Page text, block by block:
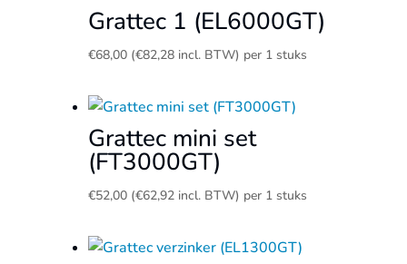
Grattec 1 (EL6000GT)
€68,00 (€82,28incl. BTW) per 1 stuks
Grattec mini set
(FT3000GT)
€52,00 (€62,92incl. BTW) per 1 stuks